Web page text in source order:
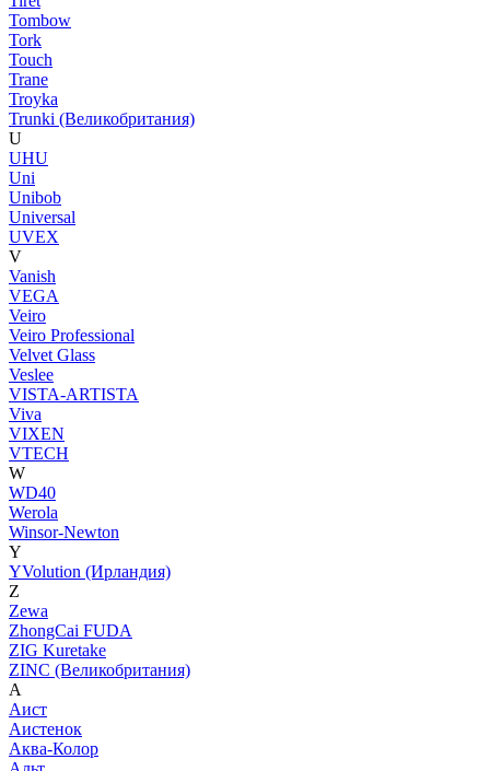
Tombow
Tork
Touch
Trane
Troyka
Trunki (Великобритания)
U
UHU
Uni
Unibob
Universal
UVEX
V
Vanish
VEGA
Veiro
Veiro Professional
Velvet Glass
Veslee
VISTA-ARTISTA
Viva
VIXEN
VTECH
W
WD40
Werola
Winsor-Newton
Y
YVolution (Ирландия)
Z
Zewa
ZhongCai FUDA
ZIG Kuretake
ZINC (Великобритания)
А
Аист
Аистенок
Аква-Колор